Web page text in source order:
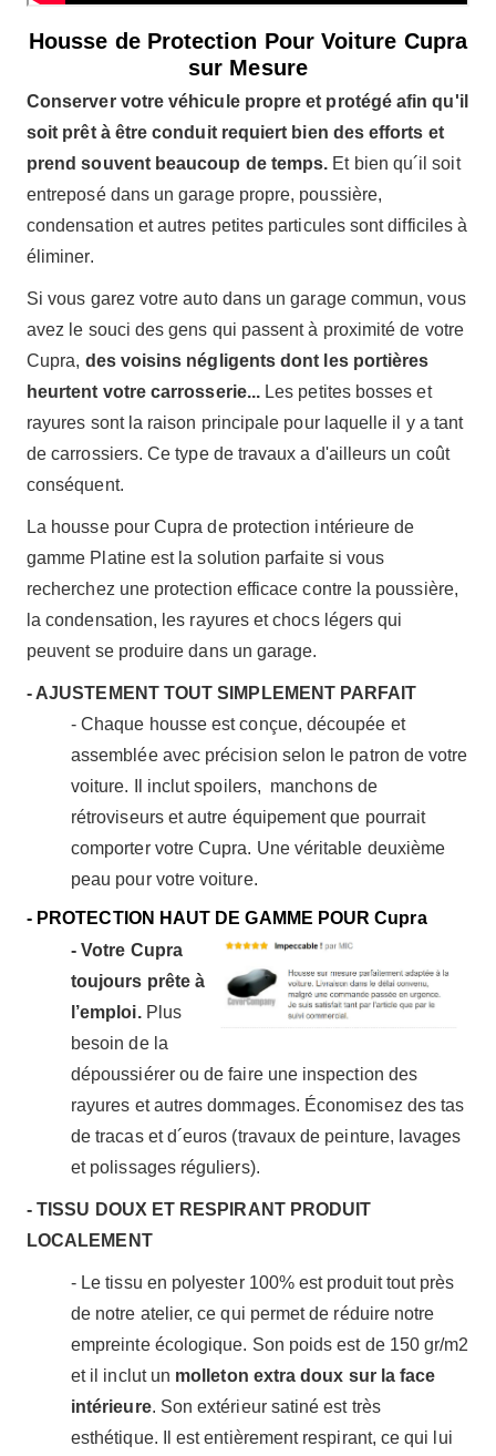
Housse de Protection Pour Voiture Cupra
sur Mesure
Conserver votre véhicule propre et protégé afin qu'il
soit prêt à être conduit requiert bien des efforts et
prend souvent beaucoup de temps. Et bien qu´il soit
entreposé dans un garage propre, poussière,
condensation et autres petites particules sont difficiles à
éliminer.
Si vous garez votre auto dans un garage commun, vous
avez le souci des gens qui passent à proximité de votre
Cupra, des voisins négligents dont les portières
heurtent votre carrosserie... Les petites bosses et
rayures sont la raison principale pour laquelle il y a tant
de carrossiers. Ce type de travaux a d'ailleurs un coût
conséquent.
La housse pour Cupra de protection intérieure de
gamme Platine est la solution parfaite si vous
recherchez une protection efficace contre la poussière,
la condensation, les rayures et chocs légers qui
peuvent se produire dans un garage.
- AJUSTEMENT TOUT SIMPLEMENT PARFAIT
- Chaque housse est conçue, découpée et
assemblée avec précision selon le patron de votre
voiture. Il inclut spoilers, manchons de
rétroviseurs et autre équipement que pourrait
comporter votre Cupra. Une véritable deuxième
peau pour votre voiture.
- PROTECTION HAUT DE GAMME POUR Cupra
- Votre Cupra
toujours prête à
l’emploi.Plus
besoin de la
dépoussiérer ou de faire une inspection des
rayures et autres dommages. Économisez des tas
de tracas et d´euros (travaux de peinture, lavages
et polissages réguliers).
- TISSU DOUX ET RESPIRANT PRODUIT
LOCALEMENT
- Le tissu en polyester 100% est produit tout près
de notre atelier, ce qui permet de réduire notre
empreinte écologique. Son poids est de 150 gr/m2
et il inclut un molleton extra doux sur la face
intérieure. Son extérieur satiné est très
esthétique. Il est entièrement respirant, ce qui lui